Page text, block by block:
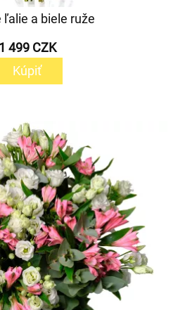
ľalie a biele ruže
1 499 CZK
Kúpiť